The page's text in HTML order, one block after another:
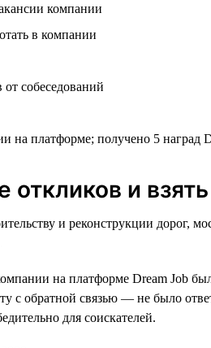
компании
в компании
от собеседований
на платформе; получено 5 наград
откликов и
и реконструкции дорог,
на платформе Dream Job
с обратной связью — не было
для соискателей.